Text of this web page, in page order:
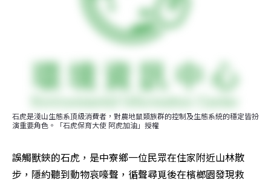
石虎是淺山生態系頂級消費者，對農地鼠類族群的控制及生態系統的穩定皆扮
演重要角色。「石虎保育大使 阿虎加油」授權
誤觸獸鋏的石虎，是中寮鄉一位民眾在住家附近山林散
步，隱約聽到動物哀嚎聲，循聲尋覓後在檳榔園發現救